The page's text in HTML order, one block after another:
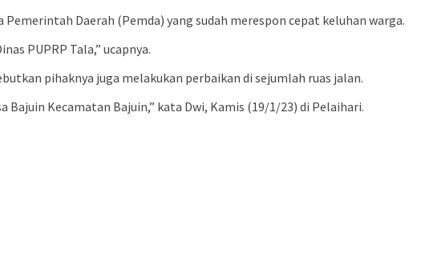
Daerah (Pemda) yang sudah merespon cepat keluhan warga.
PUPRP Tala,” ucapnya.
pihaknya juga melakukan perbaikan di sejumlah ruas jalan.
Kecamatan Bajuin,” kata Dwi, Kamis (19/1/23) di Pelaihari.